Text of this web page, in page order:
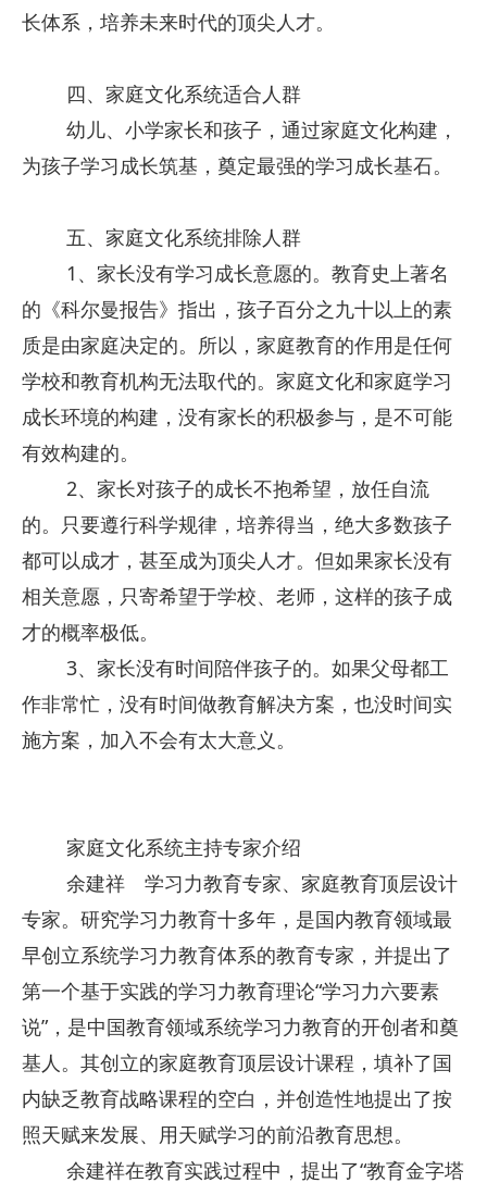
长体系，培养未来时代的顶尖人才。
四、家庭文化系统适合人群
幼儿、小学家长和孩子，通过家庭文化构建，
为孩子学习成长筑基，奠定最强的学习成长基石。
五、家庭文化系统排除人群
1、家长没有学习成长意愿的。教育史上著名
的《科尔曼报告》指出，孩子百分之九十以上的素
质是由家庭决定的。所以，家庭教育的作用是任何
学校和教育机构无法取代的。家庭文化和家庭学习
成长环境的构建，没有家长的积极参与，是不可能
有效构建的。
2、家长对孩子的成长不抱希望，放任自流
的。只要遵行科学规律，培养得当，绝大多数孩子
都可以成才，甚至成为顶尖人才。但如果家长没有
相关意愿，只寄希望于学校、老师，这样的孩子成
才的概率极低。
3、家长没有时间陪伴孩子的。如果父母都工
作非常忙，没有时间做教育解决方案，也没时间实
施方案，加入不会有太大意义。
家庭文化系统主持专家介绍
余建祥 学习力教育专家、家庭教育顶层设计
专家。研究学习力教育十多年，是国内教育领域最
早创立系统学习力教育体系的教育专家，并提出了
第一个基于实践的学习力教育理论“学习力六要素
说”，是中国教育领域系统学习力教育的开创者和奠
基人。其创立的家庭教育顶层设计课程，填补了国
内缺乏教育战略课程的空白，并创造性地提出了按
照天赋来发展、用天赋学习的前沿教育思想。
余建祥在教育实践过程中，提出了“教育金字塔